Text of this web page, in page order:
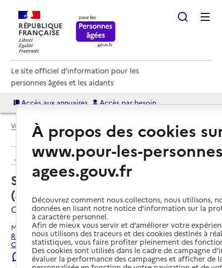
RÉPUBLIQUE
FRANÇAISE
Le site officiel d'information pour les
personnes âgées et les aidants
Accès aux annuaires Accès par besoin
Voir le fil d’Ariane
Retour aux résultats de l'annuaire
Service autonomie à domicile
(aide) – Services ADMR
Champniers, CHARENTE
Mis à jour le22/07/2026
Rechercher les établissements et services autour de
Champniers.
Signaler une erreur
À propos des cookies
www.pour-les-
agees.gouv.fr
Découvrez comment nous collectons, nous utilisons,
données en lisant notre notice d’information sur la
à caractère personnel.
Afin de mieux vous servir et d’améliorer votre
nous utilisons des traceurs et des cookies destinés à
statistiques, vous faire profiter pleinement des
Des cookies sont utilisés dans le cadre de campagne
évaluer la performance des campagnes et afficher de